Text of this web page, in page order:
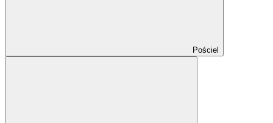
Pościel